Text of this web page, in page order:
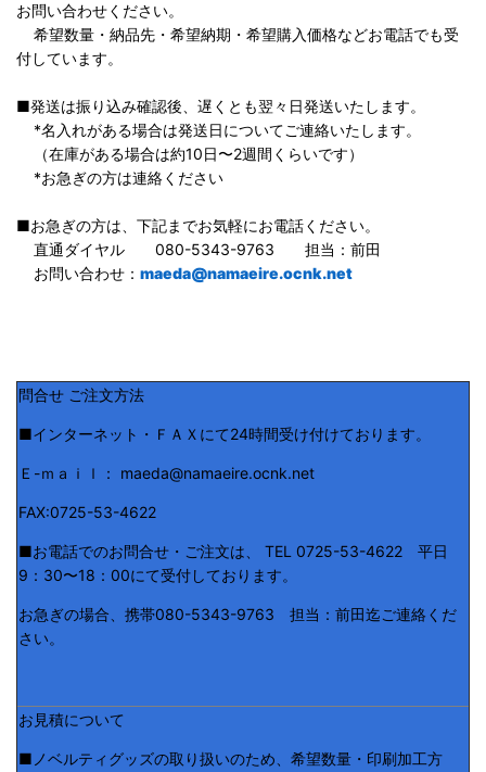
お問い合わせください。
希望数量・納品先・希望納期・希望購入価格などお電話でも受
付しています。
■発送は振り込み確認後、遅くとも翌々日発送いたします。
*名入れがある場合は発送日についてご連絡いたします。
（在庫がある場合は約10日〜2週間くらいです）
*お急ぎの方は連絡ください
■お急ぎの方は、下記までお気軽にお電話ください。
直通ダイヤル 080-5343-9763 担当：前田
お問い合わせ： maeda@namaeire.ocnk.net
問合せ ご注文方法
■インターネット・ＦＡＸにて24時間受け付けております。
Ｅ-ｍａｉｌ： maeda@namaeire.ocnk.net
FAX:0725-53-4622
■お電話でのお問合せ・ご注文は、 TEL 0725-53-4622 平日
9：30〜18：00にて受付しております。
お急ぎの場合、携帯080-5343-9763 担当：前田迄ご連絡くだ
さい。
お見積について
■ノベルティグッズの取り扱いのため、希望数量・印刷加工方